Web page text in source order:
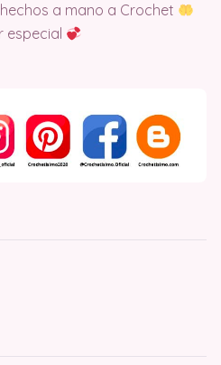
a mano a Crochet
especial